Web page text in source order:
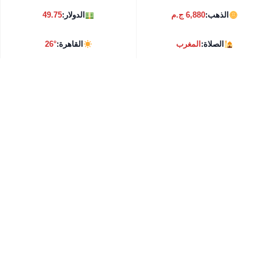
الذهب:6,880 ج.م الدولار:49.75
الصلاة:المغرب القاهرة:26°